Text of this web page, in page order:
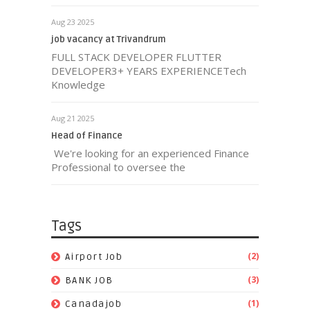
Aug 23 2025
job vacancy at Trivandrum
FULL STACK DEVELOPER FLUTTER
DEVELOPER3+ YEARS EXPERIENCETech
Knowledge
Aug 21 2025
Head of Finance
We're looking for an experienced Finance
Professional to oversee the
Tags
Airport Job (2)
BANK JOB (3)
Canadajob (1)